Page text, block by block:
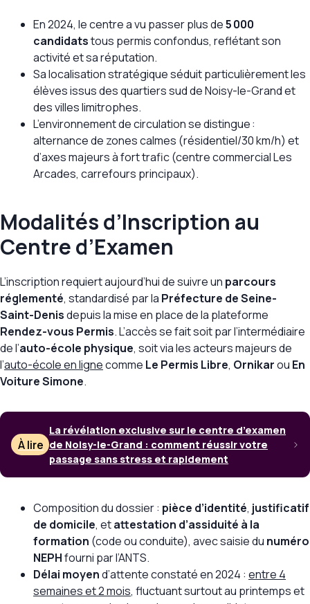
En 2024, le centre a vu passer plus de5 000
candidatstous permis confondus, reflétant son
activité et sa réputation.
Sa localisation stratégique séduit particulièrement les
élèves issus des quartiers sud de Noisy-le-Grand et
des villes limitrophes.
L’environnement de circulation se distingue :
alternance de zones calmes (résidentiel/30 km/h) et
d’axes majeurs à fort trafic (centre commercial Les
Arcades, carrefours principaux).
Modalités d’Inscription au
Centre d’Examen
L’inscription requiert aujourd’hui de suivre un parcours
réglementé, standardisé par la Préfecture de Seine-
Saint-Denisdepuis la mise en place de la plateforme
Rendez-vous Permis. L’accès se fait soit par l’intermédiaire
de l’auto-école physique, soit via les acteurs majeurs de
l’auto-école en lignecomme Le Permis Libre, Ornikarou En
Voiture Simone.
À lire
La révélation exclusive sur le centre d’examen
de Noisy-le-Grand : comment réussir votre
passage sans stress et rapidement
Composition du dossier : pièce d’identité, justificatif
de domicile, etattestation d’assiduité à la
formation (code ou conduite), avec saisie du numéro
NEPHfourni par l’ANTS.
Délai moyend’attente constaté en 2024 : entre 4
semaines et 2 mois, fluctuant surtout au printemps et